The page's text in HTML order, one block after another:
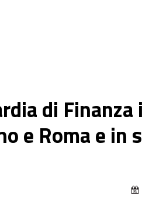
di Finanza
e Roma e in